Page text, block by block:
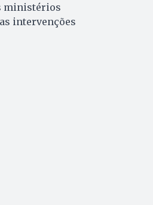
ministérios
intervenções